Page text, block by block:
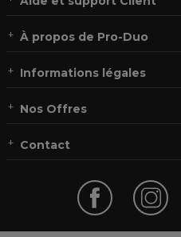
À propos de Pro-Duo
Informations légales
Nos Offres
Contact